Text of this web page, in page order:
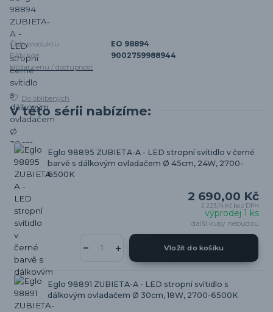
Číslo produktu:
EO 98894
EAN kód:
9002759988944
Hlídat cenu / dostupnost
Do oblíbených
V této sérii nabízíme:
Eglo 98895 ZUBIETA-A - LED stropní svítidlo v černé
barvě s dálkovým ovladačem Ø 45cm, 24W, 2700-
6500K
2 690,00 Kč
2 223,14 Kč bez DPH
výprodej 1 ks
další kusy nebudou
Vložit do košíku
Eglo 98891 ZUBIETA-A - LED stropní svítidlo s
dálkovým ovladačem Ø 30cm, 18W, 2700-6500K